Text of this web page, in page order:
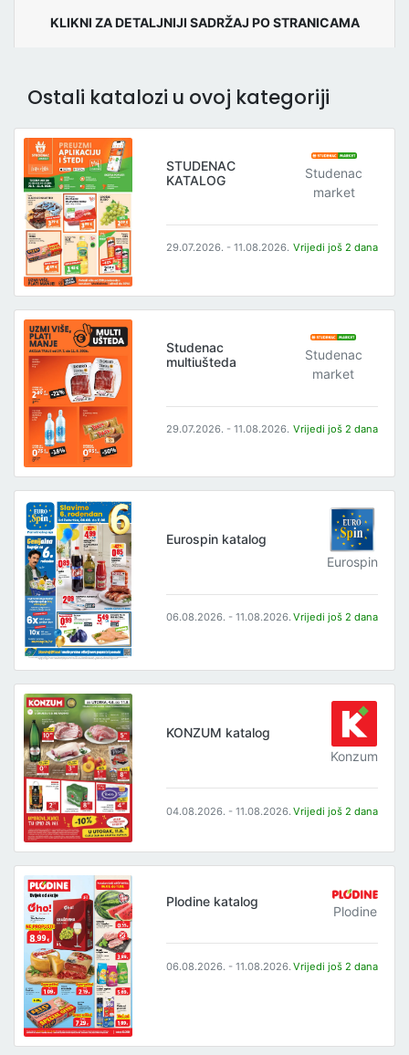
KLIKNI ZA DETALJNIJI SADRŽAJ PO STRANICAMA
Ostali katalozi u ovoj kategoriji
STUDENAC
KATALOG
Studenac
market
29.07.2026. - 11.08.2026. Vrijedi još 2 dana
Studenac
multiušteda
Studenac
market
29.07.2026. - 11.08.2026. Vrijedi još 2 dana
Eurospin katalog
Eurospin
06.08.2026. - 11.08.2026. Vrijedi još 2 dana
KONZUM katalog
Konzum
04.08.2026. - 11.08.2026. Vrijedi još 2 dana
Plodine katalog
Plodine
06.08.2026. - 11.08.2026. Vrijedi još 2 dana